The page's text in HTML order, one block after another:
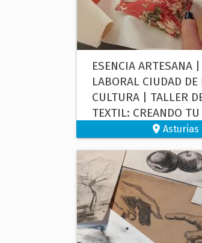
ESENCIA ARTESANA |
LABORAL CIUDAD DE
CULTURA | TALLER
TEXTIL: CREANDO
Asturias